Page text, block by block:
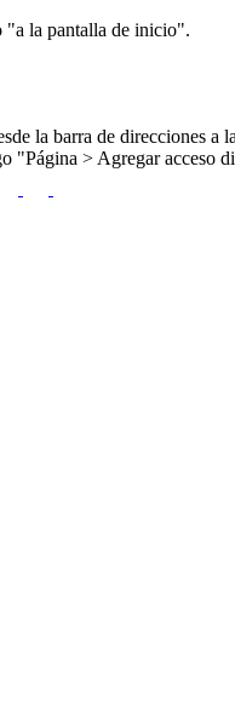
"a la pantalla de inicio".
la barra de direcciones a
"Página > Agregar acceso